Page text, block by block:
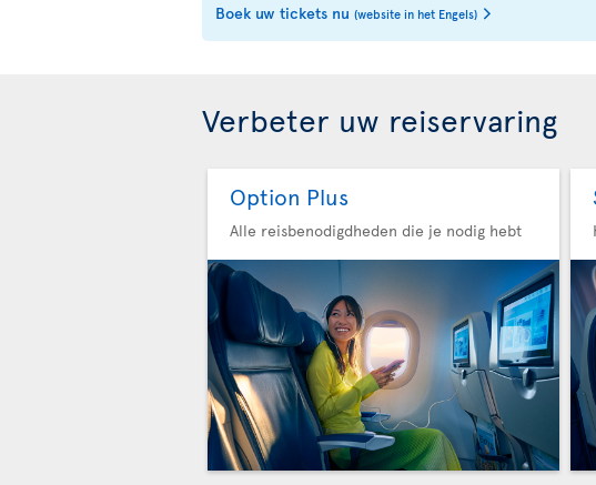
Boek uw tickets nu (website in het Engels)
Verbeter uw reiservaring
Option Plus
Alle reisbenodigdheden die je nodig hebt